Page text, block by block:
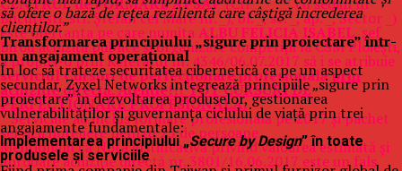
Bucureşti, str. Ştefan cel Mare nr. _), bl. _, sc. _, ap. _, Sector _)
este ofertanta pe care numitaALBU FELICIA ISABEL, şef
Birou achiziţii publice şi organizare competiţii la CSM Ploieşti,
a propus-o prin Referatul nr. 4346/06.07.2017 să i se atribuie
serviciul Cursuri de perfecţionare profesionalăprin
achiziţie directă. Atentie!!! TOT CURSURI DE
PERFECTIONARE PROFESIONALA.
Serviciile au inclus formare profesională pe 2017 şi pachet
servicii hoteliere pentru 25 de persoane.
Menţionăm că Nota justificativă privind valoarea estimată şi
aprobare achiziţie directă nr. 3801/16.06.2017 este un fals
să ofere o bază de rețea rezilientă care câștigă încrederea
clienților.”
Transformarea principiului „sigure prin proiectare” într-
un angajament operațional
În loc să trateze securitatea cibernetică ca pe un aspect
secundar, Zyxel Networks integrează principiile „sigure prin
proiectare” în dezvoltarea produselor, gestionarea
vulnerabilităților și guvernanța ciclului de viață prin trei
angajamente fundamentale:
Implementarea principiului „Secure by Design” în toate
produsele și serviciile